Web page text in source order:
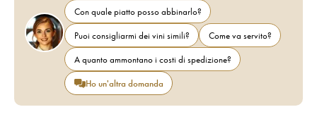
Con quale piatto posso abbinarlo?
Puoi consigliarmi dei vini simili?
Come va servito?
A quanto ammontano i costi di spedizione?
Ho un'altra domanda